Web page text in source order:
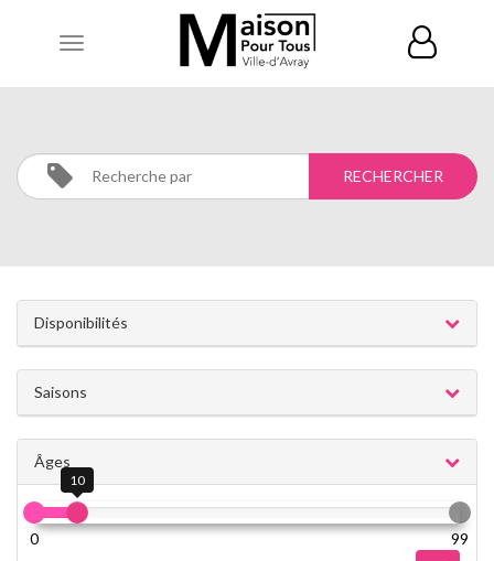
Toggle
RECHERCHE
Disponibilités
Saisons
Âges
10
0 99